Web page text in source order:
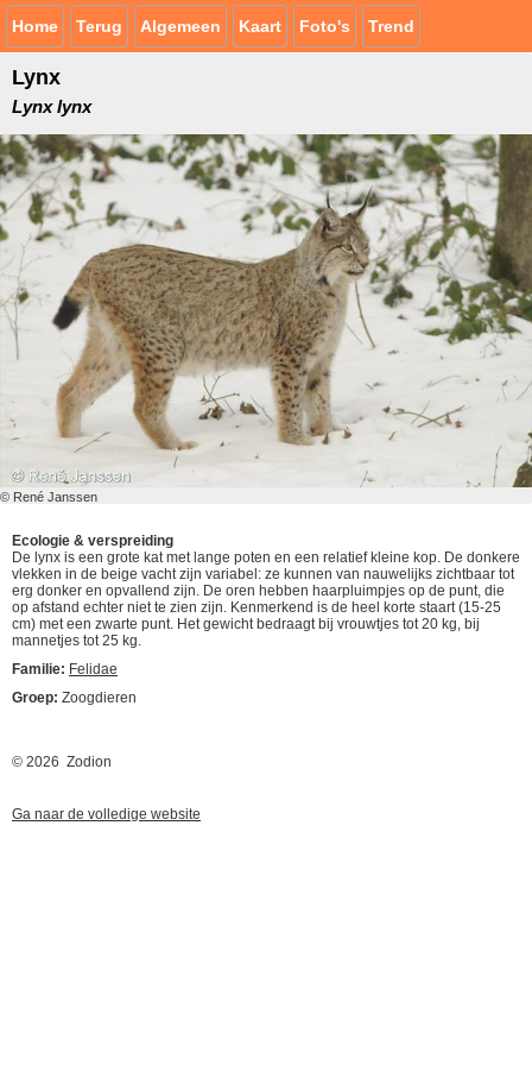
Home Terug Algemeen Kaart Foto's Trend
Lynx
Lynx lynx
© René Janssen
Ecologie & verspreiding
De lynx is een grote kat met lange poten en een relatief kleine kop. De donkere
vlekken in de beige vacht zijn variabel: ze kunnen van nauwelijks zichtbaar tot
erg donker en opvallend zijn. De oren hebben haarpluimpjes op de punt, die
op afstand echter niet te zien zijn. Kenmerkend is de heel korte staart (15-25
cm) met een zwarte punt. Het gewicht bedraagt bij vrouwtjes tot 20 kg, bij
mannetjes tot 25 kg.
Familie: Felidae
Groep: Zoogdieren
© 2026 Zodion
Ga naar de volledige website